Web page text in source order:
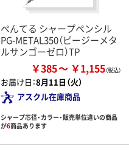
ぺんてる シャープペンシル
PG-METAL350（ピージーメタ
ルサンゴーゼロ）TP
￥385 ￥1,155
お届け日：8月11日（火）
アスクル在庫商品
シャープ芯径・カラー・販売単位違いの商品
が6商品あります